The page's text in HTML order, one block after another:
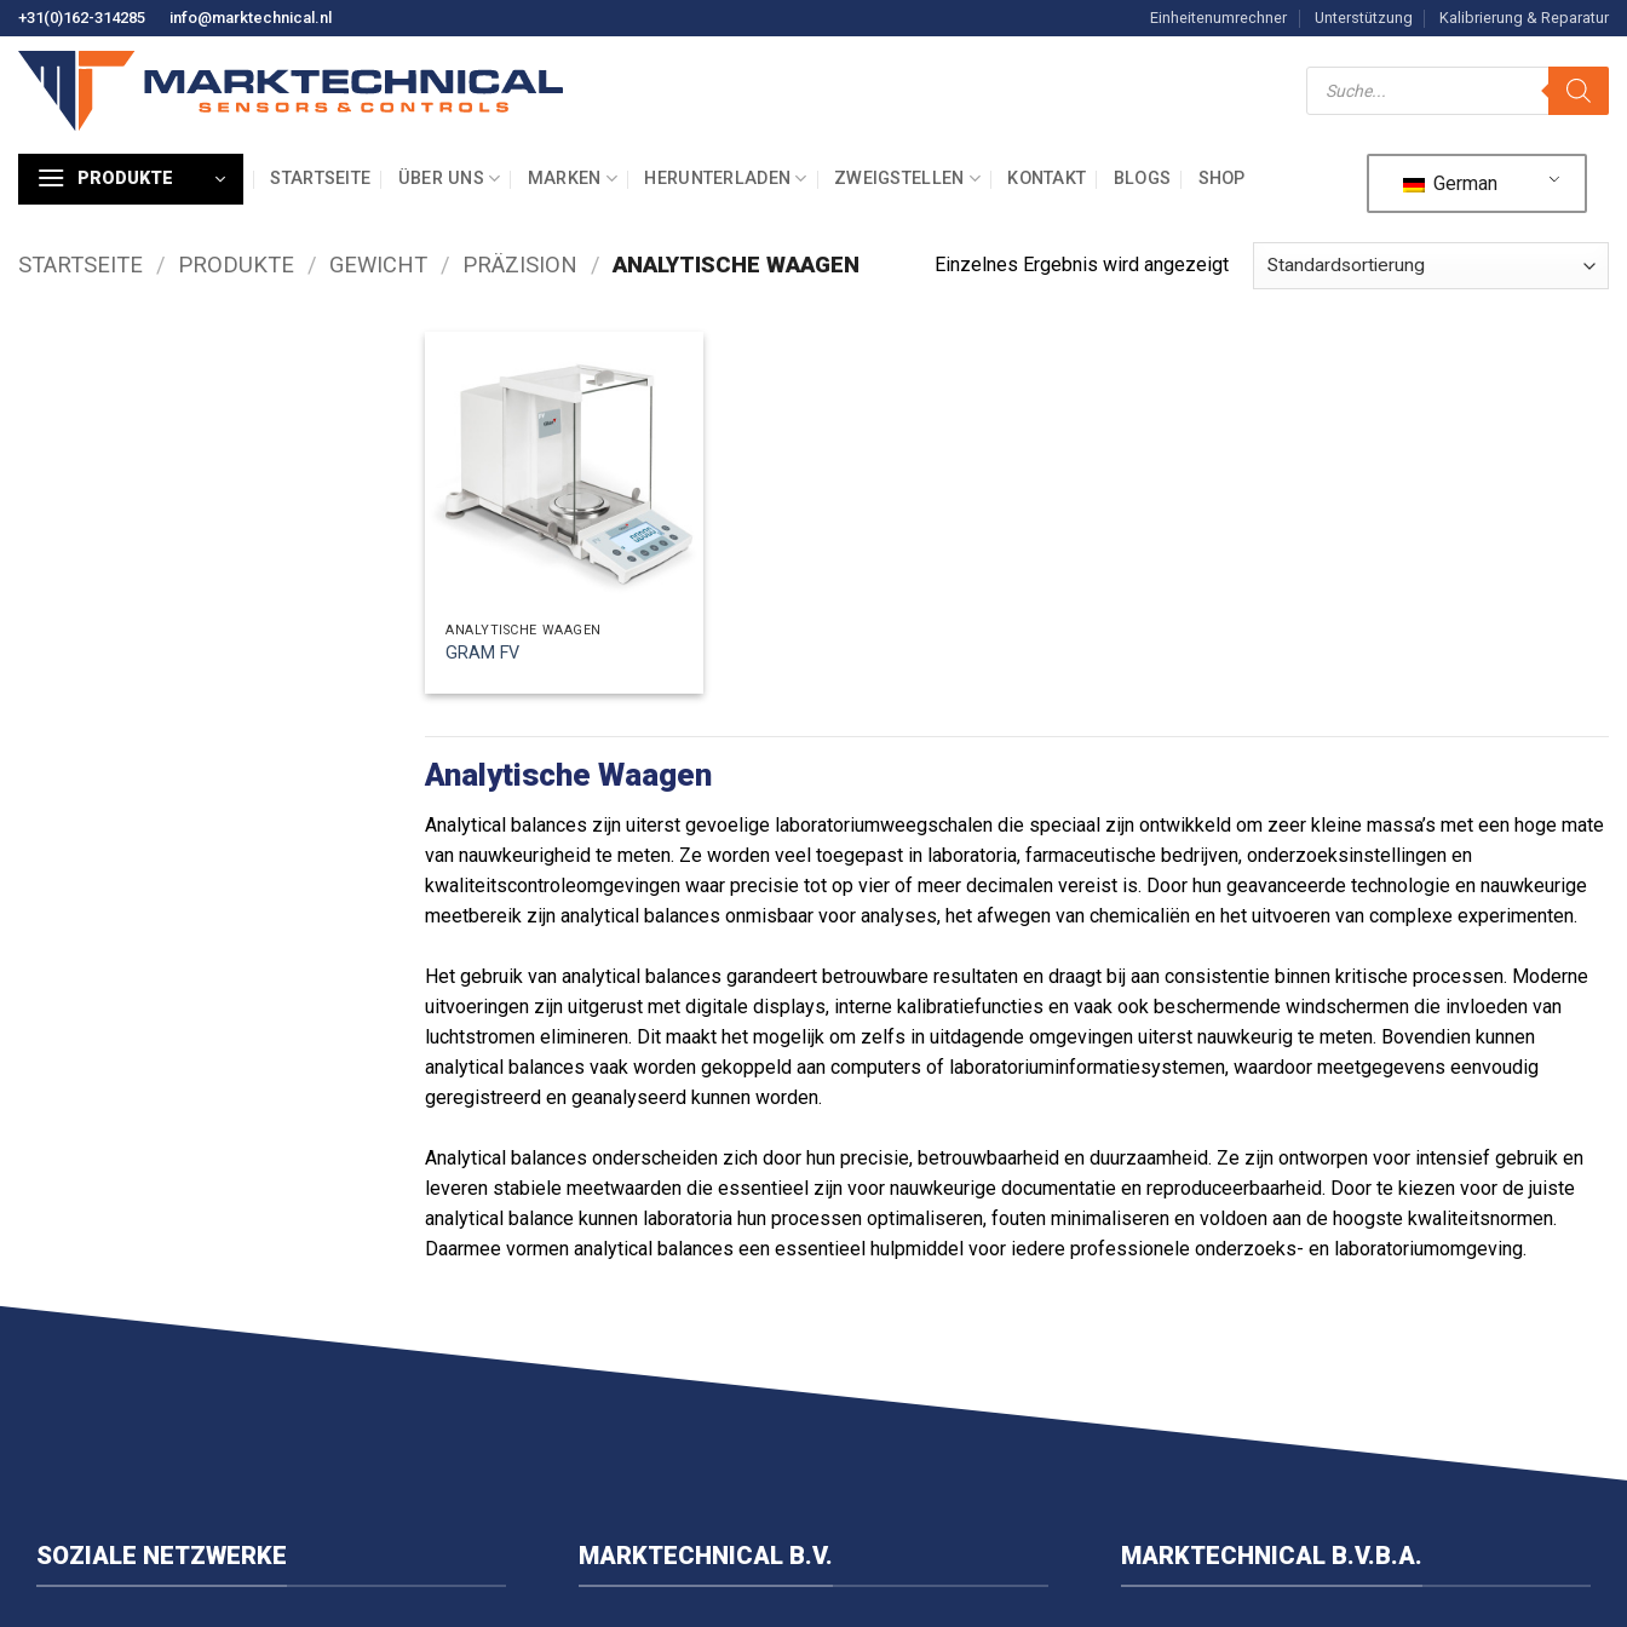
Zum
Inhalt
springen
+31(0)162-314285 info@marktechnical.nl Einheitenumrechner Unterstützung Kalibrierung & Reparatur
Suche
nach
PRODUKTE STARTSEITE ÜBER UNS MARKEN HERUNTERLADEN ZWEIGSTELLEN KONTAKT BLOGS SHOP German
STARTSEITE / PRODUKTE / GEWICHT / PRÄZISION / ANALYTISCHE WAAGEN Einzelnes Ergebnis wird angezeigt
ANALYTISCHE WAAGEN
GRAM FV
Analytische Waagen
Analytical balances zijn uiterst gevoelige laboratoriumweegschalen die speciaal zijn ontwikkeld om zeer kleine massa’s met een hoge mate
van nauwkeurigheid te meten. Ze worden veel toegepast in laboratoria, farmaceutische bedrijven, onderzoeksinstellingen en
kwaliteitscontroleomgevingen waar precisie tot op vier of meer decimalen vereist is. Door hun geavanceerde technologie en nauwkeurige
meetbereik zijn analytical balances onmisbaar voor analyses, het afwegen van chemicaliën en het uitvoeren van complexe experimenten.
Het gebruik van analytical balances garandeert betrouwbare resultaten en draagt bij aan consistentie binnen kritische processen. Moderne
uitvoeringen zijn uitgerust met digitale displays, interne kalibratiefuncties en vaak ook beschermende windschermen die invloeden van
luchtstromen elimineren. Dit maakt het mogelijk om zelfs in uitdagende omgevingen uiterst nauwkeurig te meten. Bovendien kunnen
analytical balances vaak worden gekoppeld aan computers of laboratoriuminformatiesystemen, waardoor meetgegevens eenvoudig
geregistreerd en geanalyseerd kunnen worden.
Analytical balances onderscheiden zich door hun precisie, betrouwbaarheid en duurzaamheid. Ze zijn ontworpen voor intensief gebruik en
leveren stabiele meetwaarden die essentieel zijn voor nauwkeurige documentatie en reproduceerbaarheid. Door te kiezen voor de juiste
analytical balance kunnen laboratoria hun processen optimaliseren, fouten minimaliseren en voldoen aan de hoogste kwaliteitsnormen.
Daarmee vormen analytical balances een essentieel hulpmiddel voor iedere professionele onderzoeks- en laboratoriumomgeving.
SOZIALE NETZWERKE MARKTECHNICAL B.V. MARKTECHNICAL B.V.B.A.